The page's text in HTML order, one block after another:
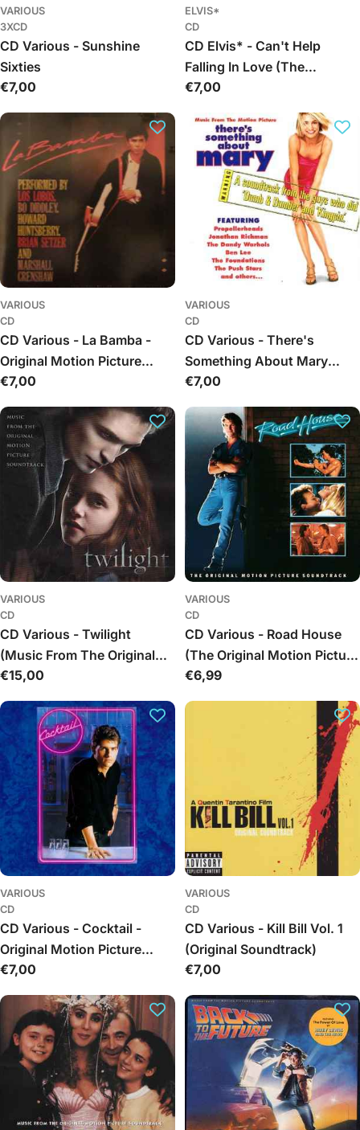
VARIOUS
3XCD
CD Various - Sunshine
Sixties
Įprasta
€7,00
ELVIS*
CD
CD Elvis* - Can't Help
Falling In Love (The
Hollywood Hits)
Įprasta
€7,00
VARIOUS
CD
CD Various - La Bamba -
Original Motion Picture
Soundtrack
Įprasta
€7,00
VARIOUS
CD
CD Various - There's
Something About Mary
(Music From The Motion
Įprasta
€7,00
VARIOUS
CD
CD Various - Twilight
(Music From The Original
Motion Picture Soundtrack)
Įprasta
€15,00
VARIOUS
CD
CD Various - Road House
(The Original Motion Picture
Soundtrack)
Įprasta
€6,99
VARIOUS
CD
CD Various - Cocktail -
Original Motion Picture
Soundtrack
Įprasta
€7,00
VARIOUS
CD
CD Various - Kill Bill Vol. 1
(Original Soundtrack)
Įprasta
€7,00